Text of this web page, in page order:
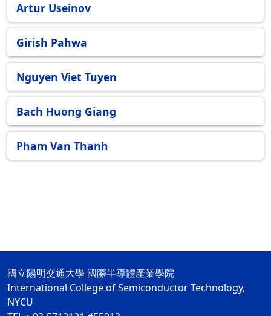
Artur Useinov
Girish Pahwa
Nguyen Viet Tuyen
Bach Huong Giang
Pham Van Thanh
國立陽明交通大學 國際半導體產業學院
International College of Semiconductor Technology,
NYCU